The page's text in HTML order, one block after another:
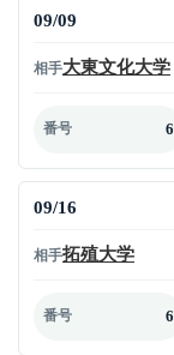
09/09
相手大東文化大学
番号 6
09/16
相手拓殖大学
番号 6